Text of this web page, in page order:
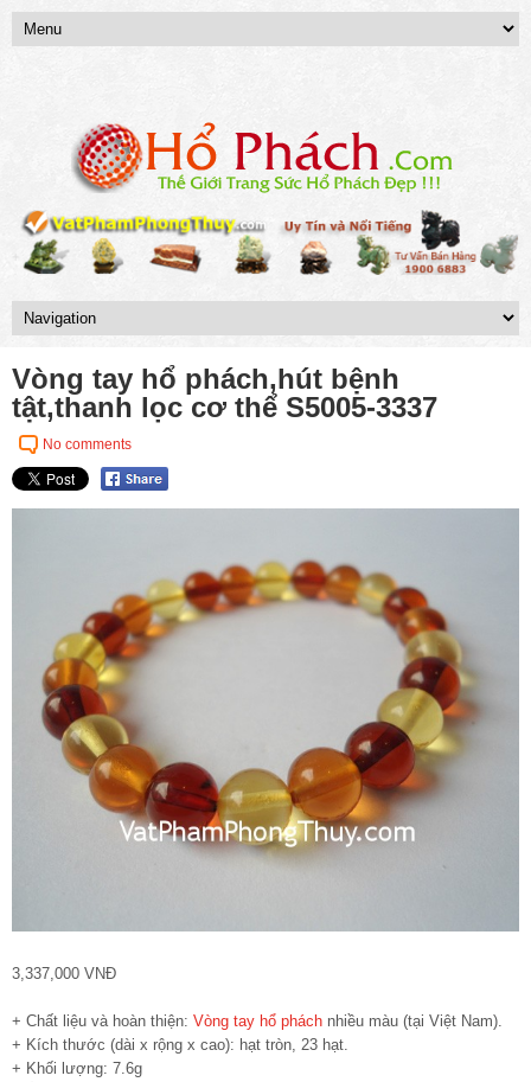
Vòng tay hổ phách,hút bệnh
tật,thanh lọc cơ thể S5005-3337
No comments
3,337,000 VNĐ
+ Chất liệu và hoàn thiện: Vòng tay hổ phách nhiều màu (tại Việt Nam).
+ Kích thước (dài x rộng x cao): hạt tròn, 23 hạt.
+ Khối lượng: 7.6g